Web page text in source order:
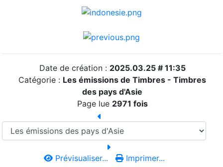
Date de création : 2025.03.25 # 11:35
Catégorie : Les émissions de Timbres - Timbres
des pays d'Asie
Page lue 2971 fois
Prévisualiser... Imprimer...